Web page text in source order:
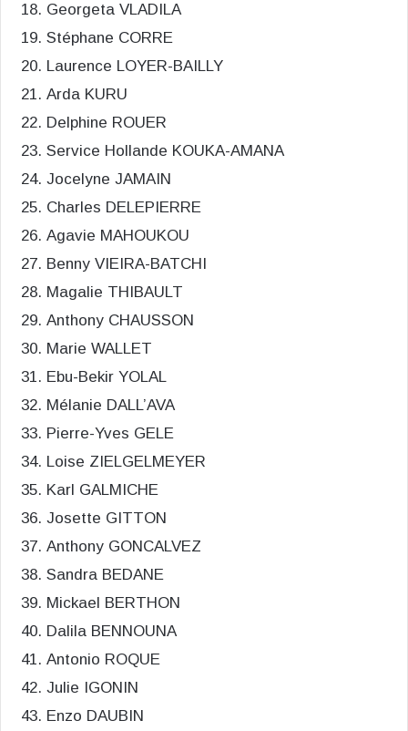
Georgeta VLADILA
Stéphane CORRE
Laurence LOYER-BAILLY
Arda KURU
Delphine ROUER
Service Hollande KOUKA-AMANA
Jocelyne JAMAIN
Charles DELEPIERRE
Agavie MAHOUKOU
Benny VIEIRA-BATCHI
Magalie THIBAULT
Anthony CHAUSSON
Marie WALLET
Ebu-Bekir YOLAL
Mélanie DALL’AVA
Pierre-Yves GELE
Loise ZIELGELMEYER
Karl GALMICHE
Josette GITTON
Anthony GONCALVEZ
Sandra BEDANE
Mickael BERTHON
Dalila BENNOUNA
Antonio ROQUE
Julie IGONIN
Enzo DAUBIN